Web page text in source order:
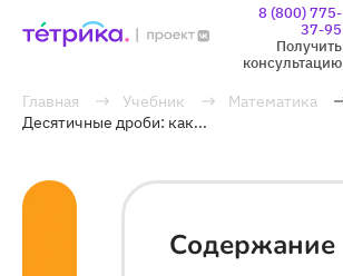
8 (800) 775-
37-95
Получить
консультацию
Главная Учебник
Математика
Десятичные дроби: как...
Содержание